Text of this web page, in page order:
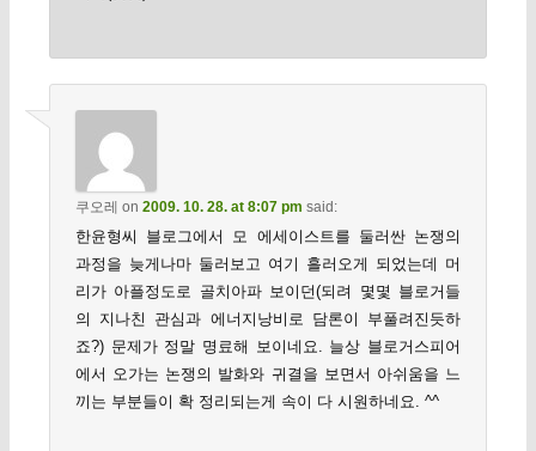
쿠오레 on 2009. 10. 28. at 8:07 pm said:
한윤형씨 블로그에서 모 에세이스트를 둘러싼 논쟁의
과정을 늦게나마 둘러보고 여기 흘러오게 되었는데 머
리가 아플정도로 골치아파 보이던(되려 몇몇 블로거들
의 지나친 관심과 에너지낭비로 담론이 부풀려진듯하
죠?) 문제가 정말 명료해 보이네요. 늘상 블로거스피어
에서 오가는 논쟁의 발화와 귀결을 보면서 아쉬움을 느
끼는 부분들이 확 정리되는게 속이 다 시원하네요. ^^